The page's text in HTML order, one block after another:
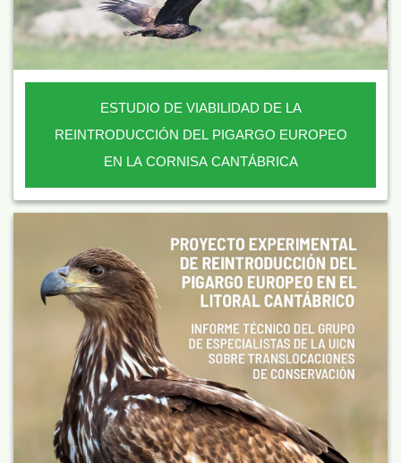
ESTUDIO DE VIABILIDAD DE LA
REINTRODUCCIÓN DEL PIGARGO EUROPEO
EN LA CORNISA CANTÁBRICA